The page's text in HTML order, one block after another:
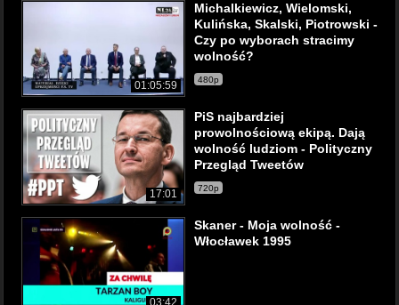
01:05:59
Michalkiewicz, Wielomski,
Kulińska, Skalski, Piotrowski -
Czy po wyborach stracimy
wolność?
480p
17:01
PiS najbardziej
prowolnościową ekipą. Dają
wolność ludziom - Polityczny
Przegląd Tweetów
720p
03:42
Skaner - Moja wolność -
Włocławek 1995